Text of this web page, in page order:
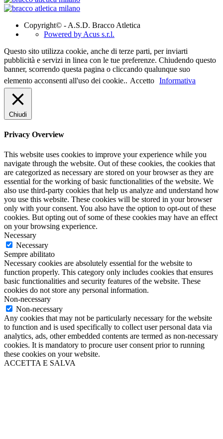
Copyright© - A.S.D. Bracco Atletica
Powered by Acus s.r.l.
Questo sito utilizza cookie, anche di terze parti, per inviarti
pubblicità e servizi in linea con le tue preferenze. Chiudendo questo
banner, scorrendo questa pagina o cliccando qualunque suo
elemento acconsenti all'uso dei cookie.. Accetto Informativa
Chiudi
Privacy Overview
This website uses cookies to improve your experience while you
navigate through the website. Out of these cookies, the cookies that
are categorized as necessary are stored on your browser as they are
essential for the working of basic functionalities of the website. We
also use third-party cookies that help us analyze and understand how
you use this website. These cookies will be stored in your browser
only with your consent. You also have the option to opt-out of these
cookies. But opting out of some of these cookies may have an effect
on your browsing experience.
Necessary
Necessary
Sempre abilitato
Necessary cookies are absolutely essential for the website to
function properly. This category only includes cookies that ensures
basic functionalities and security features of the website. These
cookies do not store any personal information.
Non-necessary
Non-necessary
Any cookies that may not be particularly necessary for the website
to function and is used specifically to collect user personal data via
analytics, ads, other embedded contents are termed as non-necessary
cookies. It is mandatory to procure user consent prior to running
these cookies on your website.
ACCETTA E SALVA